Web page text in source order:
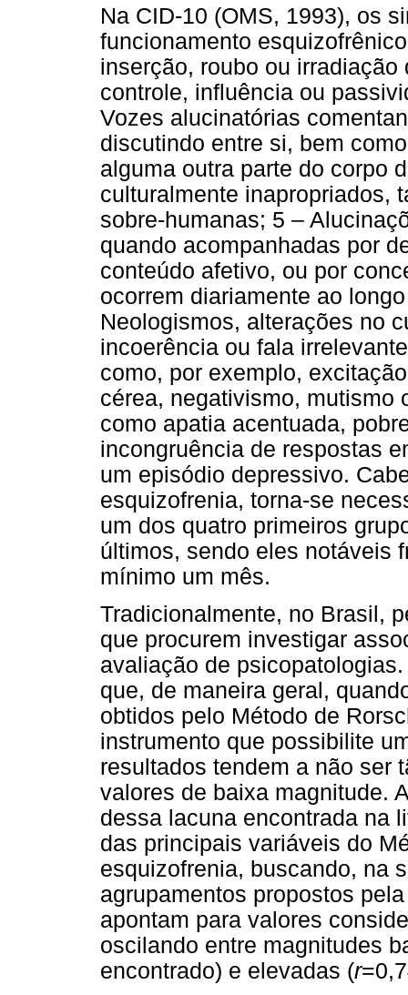
Na CID-10 (OMS, 1993), os
funcionamento
inserção, roubo ou
controle, influência ou
Vozes alucinatórias
discutindo entre si, bem
alguma outra parte do corpo
culturalmente inapropriados,
sobre-humanas; 5 –
quando acompanhadas por
conteúdo afetivo, ou por
ocorrem diariamente ao
Neologismos, alterações no
incoerência ou fala
como, por exemplo,
cérea, negativismo, mutismo
como apatia acentuada,
incongruência de respostas
um episódio depressivo.
esquizofrenia, torna-se
um dos quatro primeiros
últimos, sendo eles notáveis
mínimo um mês.
Tradicionalmente, no Brasil,
que procurem investigar
avaliação de
que, de maneira geral,
obtidos pelo Método de
instrumento que possibilite
resultados tendem a não ser
valores de baixa magnitude.
dessa lacuna encontrada na
das principais variáveis do
esquizofrenia, buscando, na
agrupamentos propostos
apontam para valores
oscilando entre magnitudes
encontrado) e elevadas (r